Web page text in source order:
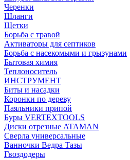
Черенки
Шланги
Щетки
Борьба с травой
Активаторы для септиков
Борьба с насекомыми и грызунами
Бытовая химия
Теплоноситель
ИНСТРУМЕНТ
Биты и насадки
Коронки по дереву
Паяльники припой
Буры VERTEXTOOLS
Диски отрезные ATAMAN
Сверла универсальные
Ванночки Ведра Тазы
Гвоздодеры